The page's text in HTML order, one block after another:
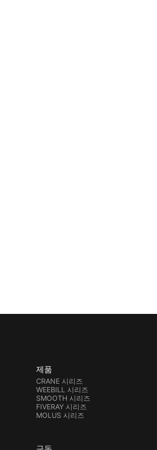
제품
CRANE 시리즈
WEEBILL 시리즈
SMOOTH 시리즈
FIVERAY 시리즈
MOLUS 시리즈